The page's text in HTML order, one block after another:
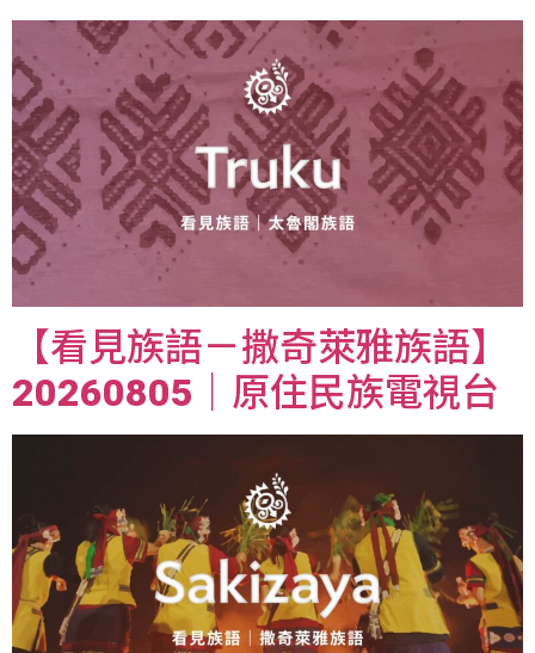
【看見族語－撒奇萊雅族語】
20260805｜原住民族電視台